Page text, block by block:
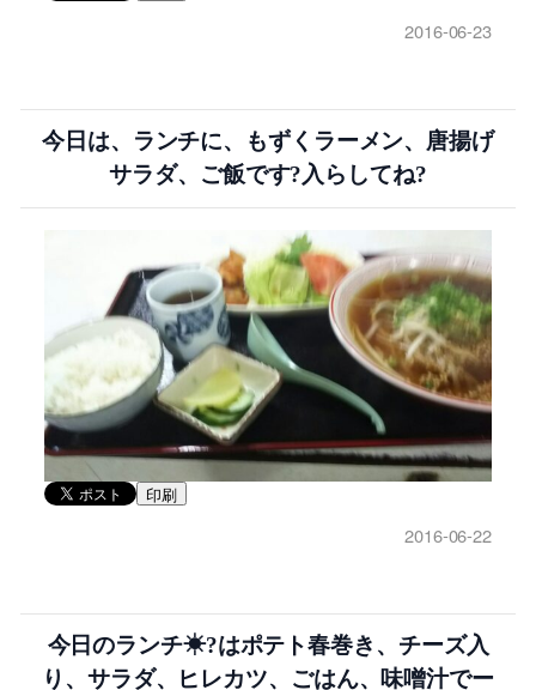
2016-06-23
今日は、ランチに、もずくラーメン、唐揚げ
サラダ、ご飯です?入らしてね?
印刷
2016-06-22
今日のランチ☀?はポテト春巻き、チーズ入
り、サラダ、ヒレカツ、ごはん、味噌汁でー